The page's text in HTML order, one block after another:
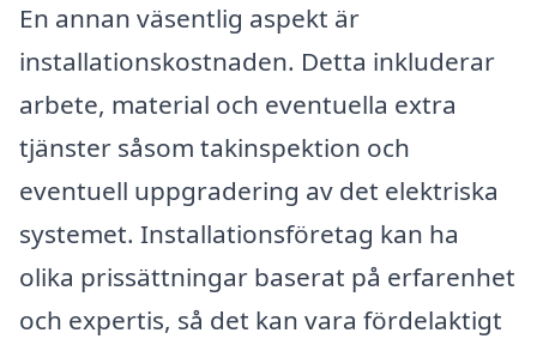
En annan väsentlig aspekt är
installationskostnaden. Detta inkluderar
arbete, material och eventuella extra
tjänster såsom takinspektion och
eventuell uppgradering av det elektriska
systemet. Installationsföretag kan ha
olika prissättningar baserat på erfarenhet
och expertis, så det kan vara fördelaktigt